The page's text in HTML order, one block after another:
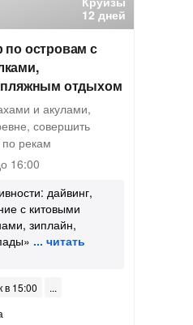
12 дней
островам с
пляжным отдыхом
и акулами,
совершить
по рекам
16:00
дайвинг,
с китовыми
зиплайн,
в 15:00